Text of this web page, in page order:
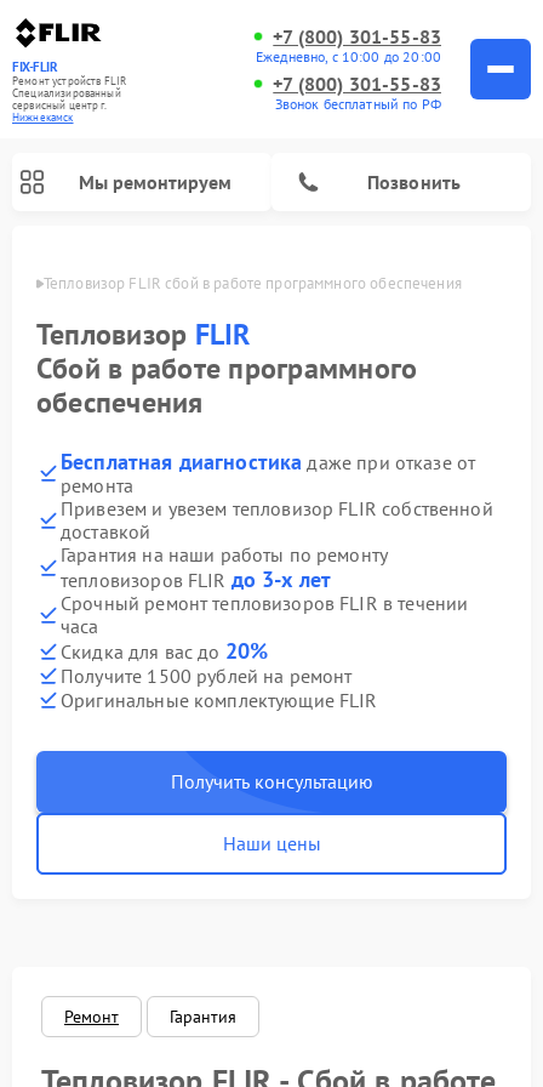
FIX-FLIR
Ремонт устройств FLIR
Специализированный
cервисный центр г.
Нижнекамск
+7 (800) 301-55-83
Ежедневно, с 10:00 до 20:00
+7 (800) 301-55-83
Звонок бесплатный по РФ
Мы ремонтируем Позвонить
Тепловизор FLIR сбой в работе программного обеспечения
Тепловизор FLIR
Сбой в работе программного
обеспечения
Бесплатная диагностика даже при отказе от
ремонта
Привезем и увезем тепловизор FLIR собственной
доставкой
Гарантия на наши работы по ремонту
тепловизоров FLIR до 3-х лет
Срочный ремонт тепловизоров FLIR в течении
часа
Скидка для вас до 20%
Получите 1500 рублей на ремонт
Оригинальные комплектующие FLIR
Получить консультацию
Наши цены
Ремонт Гарантия